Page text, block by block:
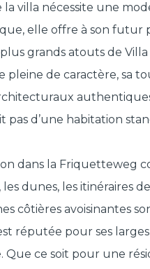
la villa nécessite une
elle offre à son futur
plus grands atouts de
pleine de caractère, sa
pas d’une habitation
dans la Friquetteweg
les dunes, les itinéraires
côtières avoisinantes
réputée pour ses
Que ce soit pour une